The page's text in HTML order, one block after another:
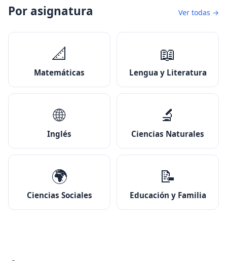
Por asignatura Ver todas →
📐
Matemáticas
📖
Lengua y Literatura
🌐
Inglés
🔬
Ciencias Naturales
🌍
Ciencias Sociales
📝
Educación y Familia